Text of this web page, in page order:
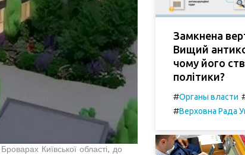
Київської області, до
Замкнена
Вищий
чому його
політики?
#Органы власти
#Верховна Рада